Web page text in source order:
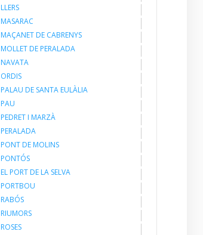
LLERS
MASARAC
MAÇANET DE CABRENYS
MOLLET DE PERALADA
NAVATA
ORDIS
PALAU DE SANTA EULÀLIA
PAU
PEDRET I MARZÀ
PERALADA
PONT DE MOLINS
PONTÓS
EL PORT DE LA SELVA
PORTBOU
RABÓS
RIUMORS
ROSES